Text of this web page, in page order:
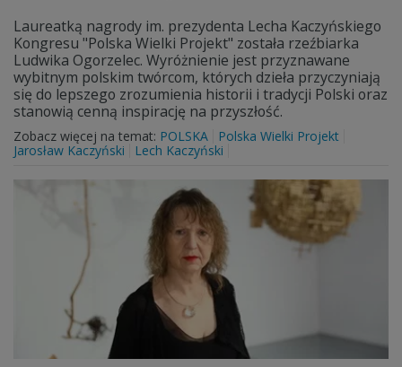
Laureatką nagrody im. prezydenta Lecha Kaczyńskiego
Kongresu "Polska Wielki Projekt" została rzeźbiarka
Ludwika Ogorzelec. Wyróżnienie jest przyznawane
wybitnym polskim twórcom, których dzieła przyczyniają
się do lepszego zrozumienia historii i tradycji Polski oraz
stanowią cenną inspirację na przyszłość.
Zobacz więcej na temat: POLSKA
Polska Wielki Projekt
Jarosław Kaczyński
Lech Kaczyński